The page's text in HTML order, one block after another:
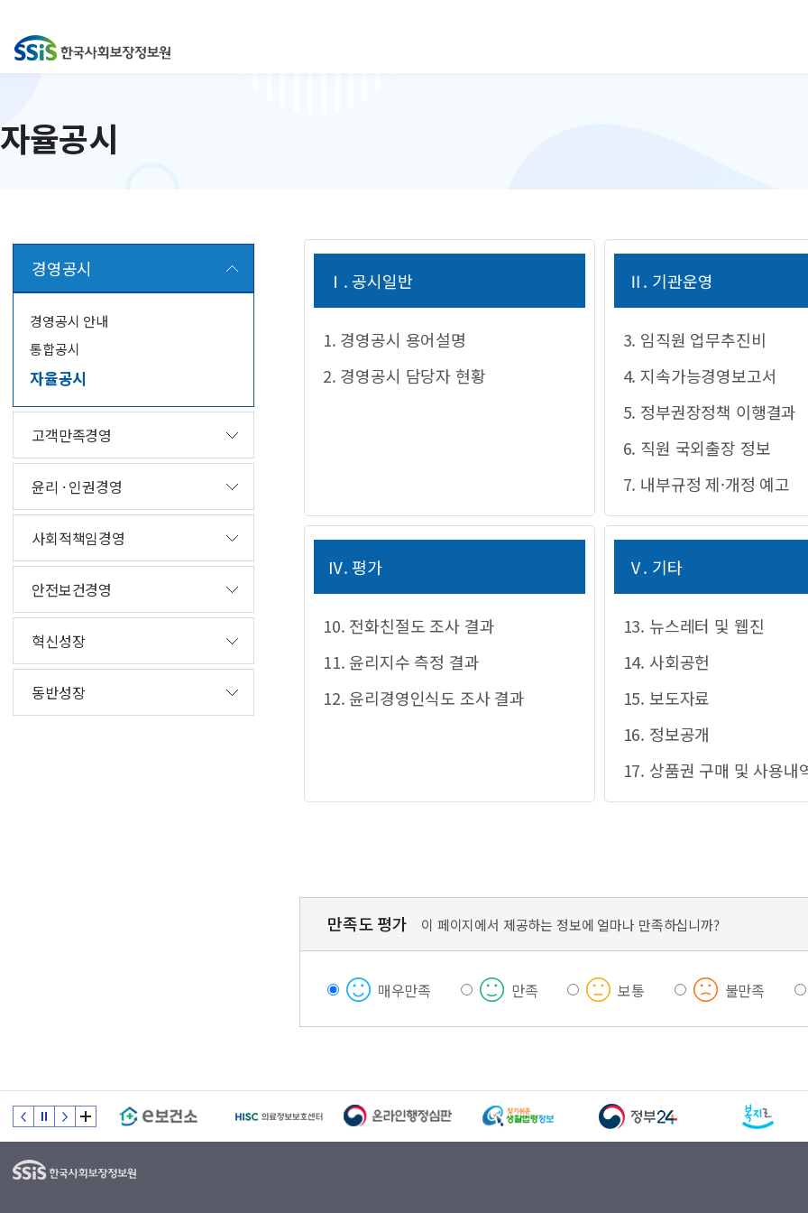
자율공시
경영공시
경영공시 안내
통합공시
자율공시
고객만족경영
윤리 · 인권경영
사회적책임경영
안전보건경영
혁신성장
동반성장
Ⅰ. 공시일반
1. 경영공시 용어설명
2. 경영공시 담당자 현황
Ⅱ. 기관운영
3. 임직원 업무추진비
4. 지속가능경영보고서
5. 정부권장정책 이행결과
6. 직원 국외출장 정보
7. 내부규정 제·개정 예고
Ⅳ. 평가
10. 전화친절도 조사 결과
11. 윤리지수 측정 결과
12. 윤리경영인식도 조사 결과
Ⅴ. 기타
13. 뉴스레터 및 웹진
14. 사회공헌
15. 보도자료
16. 정보공개
17. 상품권 구매 및 사용내
만족도 평가 이 페이지에서 제공하는 정보에 얼마나 만족하십니까?
매우만족 만족 보통 불만족